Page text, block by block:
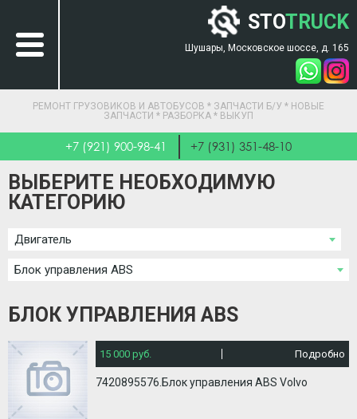
STOTRUCK
Шушары, Московское шоссе, д. 165
РЕМОНТ ГРУЗОВИКОВ И АВТОБУСОВ * ЗАПЧАСТИ Б/У * НОВЫЕ
ЗАПЧАСТИ * РАЗБОРКА * ВЫКУП
+7 (921) 900-98-41 +7 (931) 351-48-10
ВЫБЕРИТЕ НЕОБХОДИМУЮ
КАТЕГОРИЮ
Двигатель
Блок управления ABS
БЛОК УПРАВЛЕНИЯ ABS
15 000 руб. Подробно
7420895576.Блок управления ABS Volvo